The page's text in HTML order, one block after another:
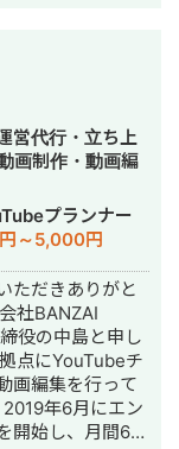
】」 7:44～
watch?
・
ディレクター道
watch?
は
無料で相
興味がある方
ださい。
SNS戦略 講師
営代行・立ち上
画制作・動画編
プランナー
～5,000円
ただきありがと
社BANZAI
役の中島と申し
点にYouTubeチ
画編集を行って
開始し、月間6万